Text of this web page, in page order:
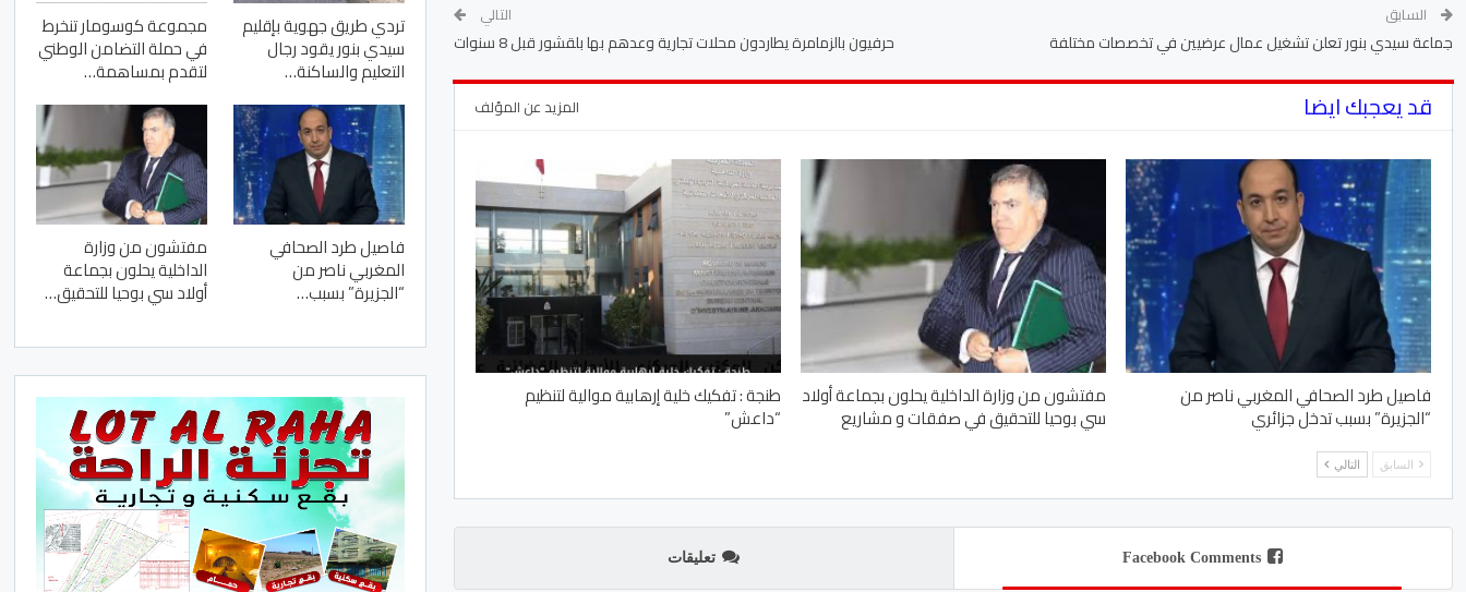
السابق
جماعة سيدي بنور تعلن تشغيل عمال عرضيين في تخصصات مختلفة
التالي
حرفيون بالزمامرة يطاردون محلات تجارية وعدهم بها بلقشور قبل 8 سنوات
قد يعجبك ايضا المزيد عن المؤلف
فاصيل طرد الصحافي المغربي ناصر من
“الجزيرة” بسبب تدخل جزائري
مفتشون من وزارة الداخلية يحلون بجماعة أولاد
سي بوحيا للتحقيق في صفقات و مشاريع
طنجة : تفكيك خلية إرهابية موالية لتنظيم
“داعش”
السابق التالي
Facebook Comments تعليقات
تردي طريق جهوية بإقليم
سيدي بنور يقود رجال
التعليم والساكنة…
مجموعة كوسومار تنخرط
في حملة التضامن الوطني
لتقدم بمساهمة…
فاصيل طرد الصحافي
المغربي ناصر من
“الجزيرة” بسبب…
مفتشون من وزارة
الداخلية يحلون بجماعة
أولاد سي بوحيا للتحقيق…